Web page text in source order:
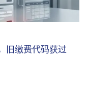
旧缴费代码获过